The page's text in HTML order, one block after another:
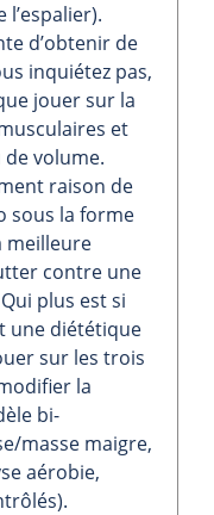
d’obtenir de
inquiétez pas,
jouer sur la
et
volume.
raison de
sous la forme
meilleure
contre une
plus est si
une diététique
sur les trois
la
bi-
masse maigre,
aérobie,